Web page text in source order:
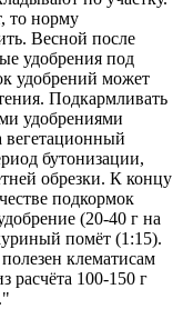
то норму
Весной после
удобрения под
удобрений может
Подкармливать
удобрениями
вегетационный
бутонизации,
обрезки. К концу
подкормок
(20-40 г на
помёт (1:15).
клематисам
расчёта 100-150 г